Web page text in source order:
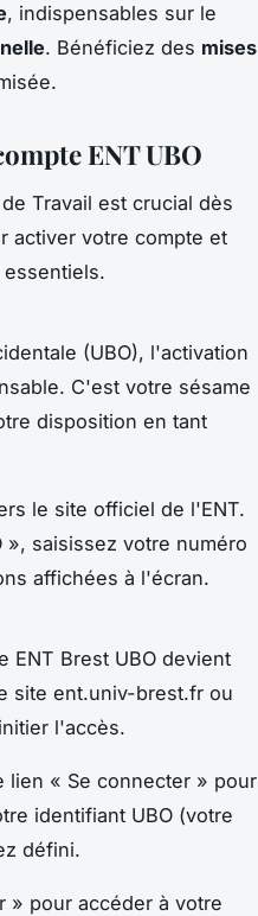
, indispensables sur le
. Bénéficiez des mises
ENT UBO
Travail est crucial dès
activer votre compte et
(UBO), l'activation
C'est votre sésame
disposition en tant
le site officiel de l'ENT.
», saisissez votre numéro
affichées à l'écran.
ENT Brest UBO devient
site ent.univ-brest.fr ou
l'accès.
lien « Se connecter » pour
identifiant UBO (votre
défini.
» pour accéder à votre